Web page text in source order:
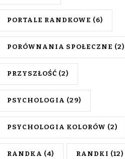
PORTALE RANDKOWE (6)
PORÓWNANIA SPOŁECZNE (2)
PRZYSZŁOŚĆ (2)
PSYCHOLOGIA (29)
PSYCHOLOGIA KOLORÓW (2)
RANDKA (4) RANDKI (12)